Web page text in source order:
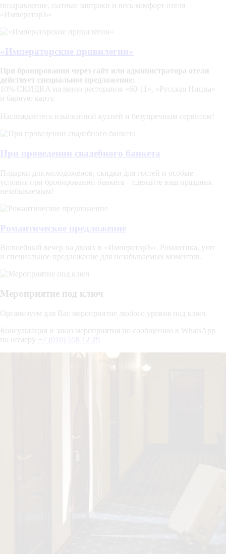
поздравление, сытные завтраки и весь комфорт отеля
«ИмператорЪ»
«Императорские привилегии»
При бронировании через сайт или администратора отеля
действует специальное предложение:
10% СКИДКА на меню ресторанов «60-11», «Русская Ницца»
и барную карту.
Наслаждайтесь изысканной кухней и безупречным сервисом!
При проведении свадебного банкета
Подарки для молодожёнов, скидки для гостей и особые
условия при бронировании банкета – сделайте ваш праздник
незабываемым!
Романтическое предложение
Волшебный вечер на двоих в «ИмператорЪ». Романтика, уют
и специальное предложение для незабываемых моментов.
Мероприятие под ключ
Организуем для Вас мероприятие любого уровня под ключ.
Консультация и заказ мероприятия по сообщению в WhatsApp
по номеру +7 (910) 558 12 29